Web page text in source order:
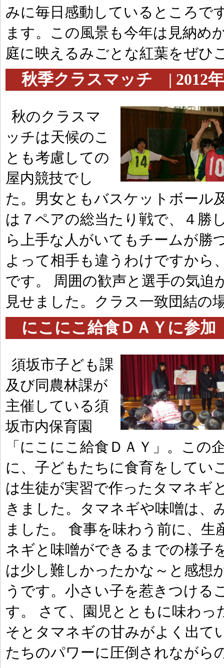
みに毎日感動しているところで
ます。この風景も今年は見納め
庭に映えるみごとな紅葉をぜひ
秋季クラスマッチ | 2012年
秋のクラスマ
ッチは天候のこ
とも考慮しての
屋内競技でし
た。男女ともバスケットボール
は７ペアの総当たり戦で、４勝
ら上手な人がいてもチームが勝
よって相手も違うわけですから
です。 周囲の歓声と選手の気
見せました。クラス一致団結の
にこにこ給食ＤＡＹに参加
須坂市子ども課
及び同農林課が
主催している須
坂市内保育園
「にこにこ給食ＤＡＹ」。この
に、子どもたちに食育をしてい
は生徒が実習で作ったタマネギ
きました。タマネギや味噌は、
ました。 食事を味わう前に、
ネギと味噌ができるまでの様子
は少し難しかったかな～と感想
うです。小さい子を惹きつける
す。 さて、園児とともに味わ
そとタマネギの甘みがよく出て
たちのパワーに圧倒されながら